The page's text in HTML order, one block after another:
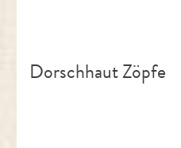
Dorschhaut Zöpfe